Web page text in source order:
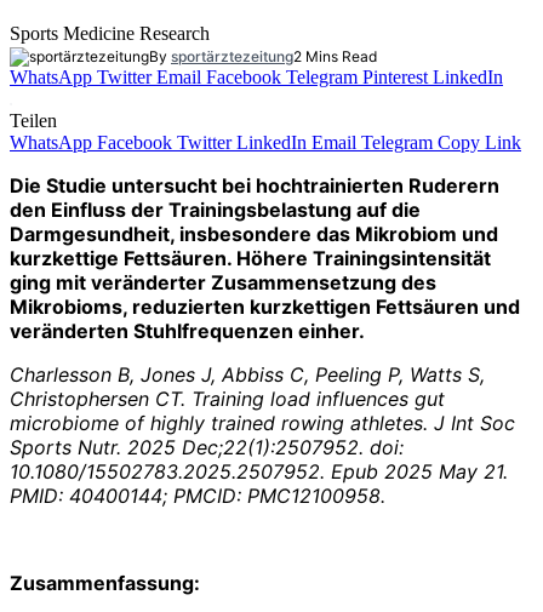
Sports Medicine Research
By sportärztezeitung2 Mins Read
WhatsApp Twitter Email Facebook Telegram Pinterest LinkedIn
Teilen
WhatsApp Facebook Twitter LinkedIn Email Telegram Copy Link
Die Studie untersucht bei hochtrainierten Ruderern
den Einfluss der Trainingsbelastung auf die
Darmgesundheit, insbesondere das Mikrobiom und
kurzkettige Fettsäuren. Höhere Trainingsintensität
ging mit veränderter Zusammensetzung des
Mikrobioms, reduzierten kurzkettigen Fettsäuren und
veränderten Stuhlfrequenzen einher.
Charlesson B, Jones J, Abbiss C, Peeling P, Watts S,
Christophersen CT. Training load influences gut
microbiome of highly trained rowing athletes. J Int Soc
Sports Nutr. 2025 Dec;22(1):2507952. doi:
10.1080/15502783.2025.2507952. Epub 2025 May 21.
PMID: 40400144; PMCID: PMC12100958.
Zusammenfassung: